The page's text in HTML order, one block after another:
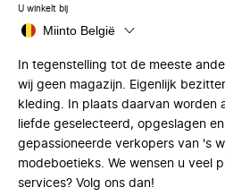
U winkelt bij
Miinto België
In tegenstelling tot de meeste
wij geen magazijn. Eigenlijk
kleding. In plaats daarvan worden
liefde geselecteerd, opgeslagen
gepassioneerde verkopers van 's
modeboetieks. We wensen u veel
services? Volg ons dan!